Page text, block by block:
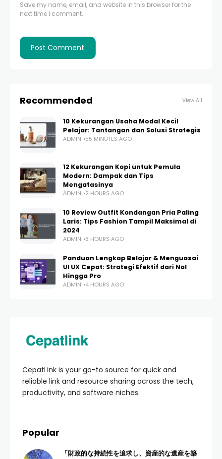
Save my name, email, and website in this browser for the
next time I comment.
Recommended View All
10 Kekurangan Usaha Modal Kecil
Pelajar: Tantangan dan Solusi Strategis
ADMIN 55 MINUTES AGO
12 Kekurangan Kopi untuk Pemula
Modern: Dampak dan Tips
Mengatasinya
ADMIN 2 HOURS AGO
10 Review Outfit Kondangan Pria Paling
Laris: Tips Fashion Tampil Maksimal di
2024
ADMIN 3 HOURS AGO
Panduan Lengkap Belajar & Menguasai
UI UX Cepat: Strategi Efektif dari Nol
Hingga Pro
ADMIN 4 HOURS AGO
CepatLink is your go-to source for quick and
reliable link and resource sharing across the tech,
productivity, and software niches.
Popular
「財政的な持続性を追求し、資産的な遺産を築